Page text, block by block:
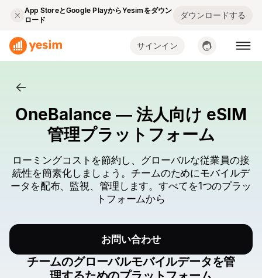
App StoreとGoogle PlayからYesimをダウン
ロード
ダウンロードする
サインイン
OneBalance — 法人向け eSIM
管理プラットフォーム
ローミングコストを節約し、グローバルな従業員の接
続性を簡素化しましょう。チームのためにモバイルデ
ータを配布、監視、管理します。すべてを1つのプラッ
トフォームから
お問い合わせ
チームのグローバルモバイルデータを管